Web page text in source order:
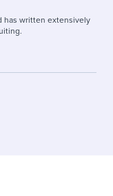
has written extensively